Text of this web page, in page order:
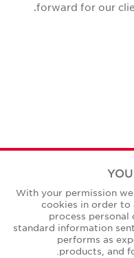
forward for our
With your permission
cookies in order to
process personal
standard information
performs as
products, and